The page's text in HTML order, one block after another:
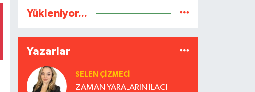
Yükleniyor...
Yazarlar
SELEN ÇİZMECİ
ZAMAN YARALARIN İLACI